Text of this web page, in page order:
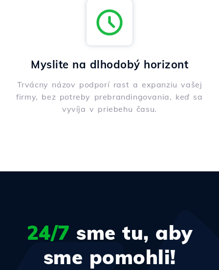
Myslite na dlhodobý horizont
Trvácny názov podporí rast a expanziu vašej
firmy, bez potreby prebrandingovania, keď sa
vyvíja v priebehu času.
24/7 sme tu, aby
sme pomohli!